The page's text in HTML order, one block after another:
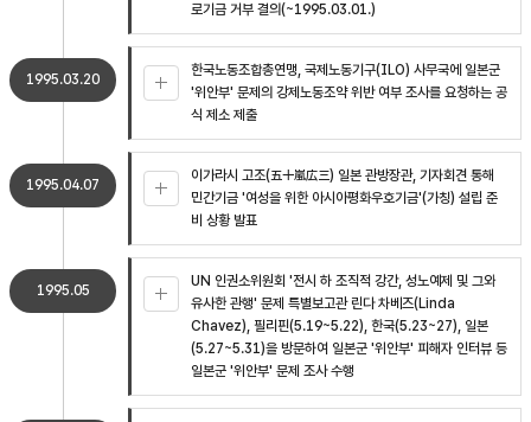
로기금 거부 결의(~1995.03.01.)
1995.03.20
한국노동조합총연맹, 국제노동기구(ILO) 사무국에 일본군
'위안부' 문제의 강제노동조약 위반 여부 조사를 요청하는 공
식 제소 제출
1995.04.07
이가라시 고조(五十嵐広三) 일본 관방장관, 기자회견 통해
민간기금 '여성을 위한 아시아평화우호기금'(가칭) 설립 준
비 상황 발표
1995.05
UN 인권소위원회 '전시 하 조직적 강간, 성노예제 및 그와
유사한 관행' 문제 특별보고관 린다 차베즈(Linda
Chavez), 필리핀(5.19~5.22), 한국(5.23~27), 일본
(5.27~5.31)을 방문하여 일본군 '위안부' 피해자 인터뷰 등
일본군 '위안부' 문제 조사 수행